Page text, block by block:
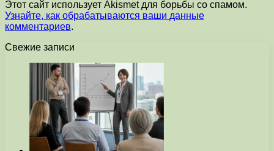
Этот сайт использует Akismet для борьбы со спамом.
Узнайте, как обрабатываются ваши данные
комментариев.
Свежие записи